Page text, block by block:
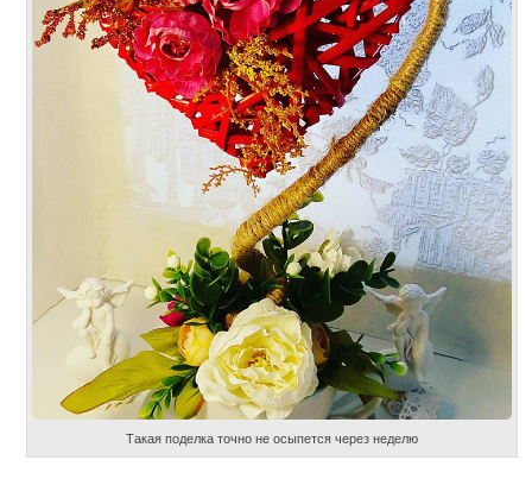
Такая поделка точно не осыпется через неделю